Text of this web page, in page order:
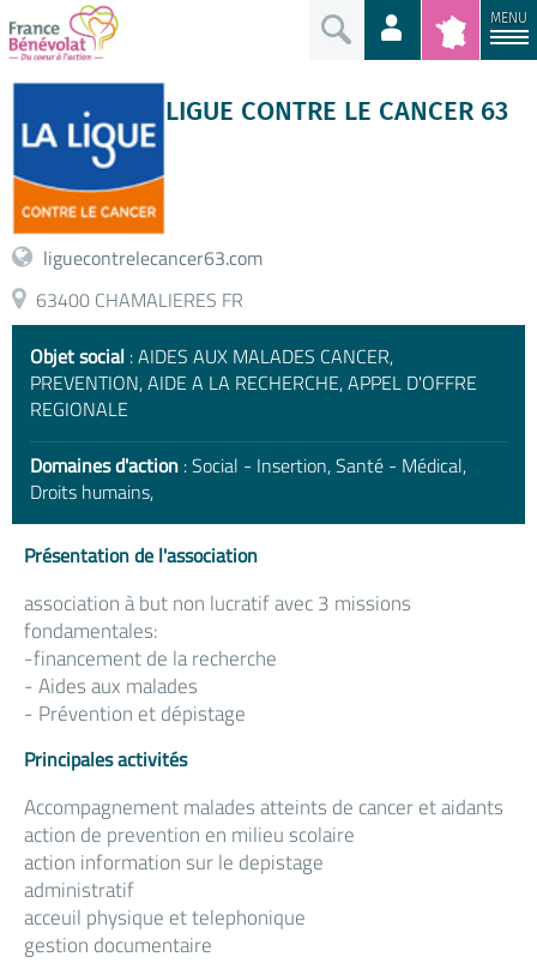
MENU
LIGUE CONTRE LE CANCER 63
liguecontrelecancer63.com
63400 CHAMALIERES FR
Objet social : AIDES AUX MALADES CANCER,
PREVENTION, AIDE A LA RECHERCHE, APPEL D'OFFRE
REGIONALE
Domaines d'action : Social - Insertion, Santé - Médical,
Droits humains,
Présentation de l'association
association à but non lucratif avec 3 missions
fondamentales:
-financement de la recherche
- Aides aux malades
- Prévention et dépistage
Principales activités
Accompagnement malades atteints de cancer et aidants
action de prevention en milieu scolaire
action information sur le depistage
administratif
acceuil physique et telephonique
gestion documentaire